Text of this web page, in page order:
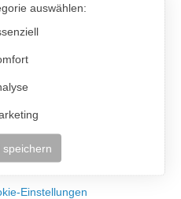
54 %
6760 ♂
auswählen:
speichern
Einstellungen